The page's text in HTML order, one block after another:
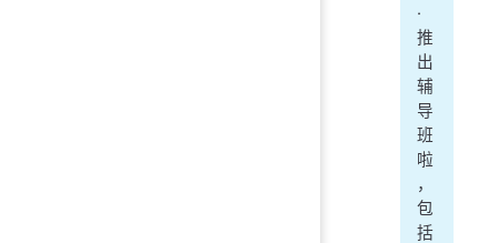
·
推
出
辅
导
班
啦
，
包
括